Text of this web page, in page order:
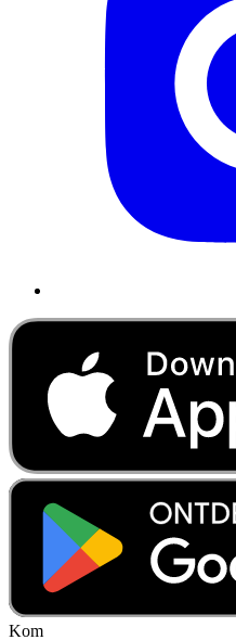
Kom